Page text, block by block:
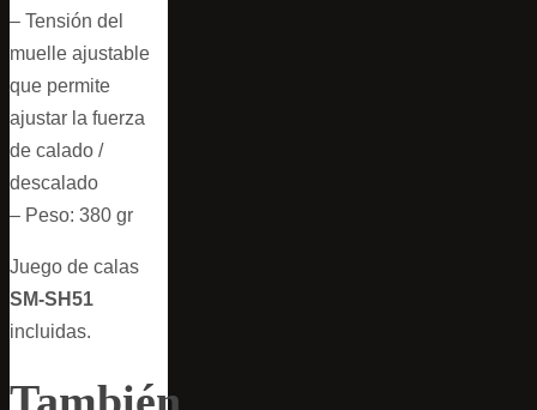
– Tensión del
muelle ajustable
que permite
ajustar la fuerza
de calado /
descalado
– Peso: 380 gr
Juego de calas
SM-SH51
incluidas.